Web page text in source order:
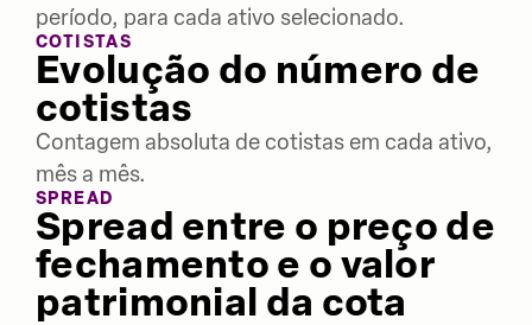
período, para cada ativo selecionado.
COTISTAS
Evolução do número de
cotistas
Contagem absoluta de cotistas em cada ativo,
mês a mês.
SPREAD
Spread entre o preço de
fechamento e o valor
patrimonial da cota